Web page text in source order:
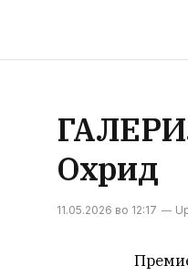
Охрид
11.05.2026 во 12:17